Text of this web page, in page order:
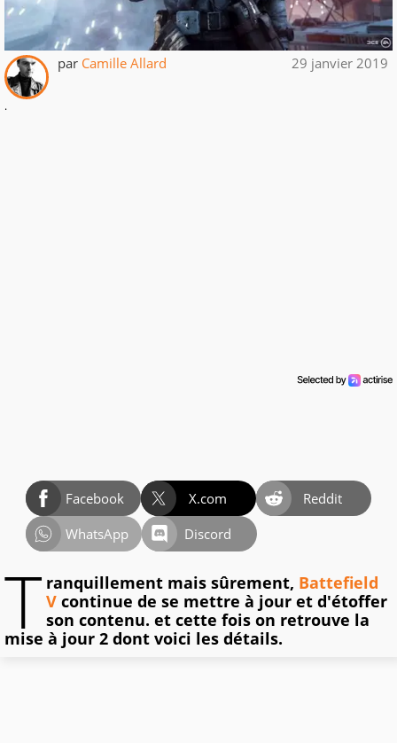
par Camille Allard 29 janvier 2019
.
Facebook X.com
Reddit
WhatsApp
Discord
T ranquillement mais sûrement, Battefield
V continue de se mettre à jour et d'étoffer
son contenu. et cette fois on retrouve la
mise à jour 2 dont voici les détails.